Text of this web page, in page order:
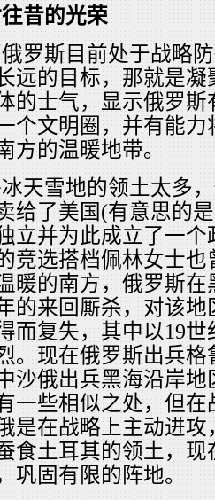
昔的光荣
罗斯目前处于战略
远的目标，那就是
的士气，显示俄罗
个文明圈，并有能
方的温暖地带。
天雪地的领土太多
给了美国(有意思的
立并为此成立了一
竞选搭档佩林女士
暖的南方，俄罗斯
的来回厮杀，对该
而复失，其中以19
。现在俄罗斯出兵
沙俄出兵黑海沿岸
一些相似之处，但
是在战略上主动进
食土耳其的领土，
巩固有限的阵地。